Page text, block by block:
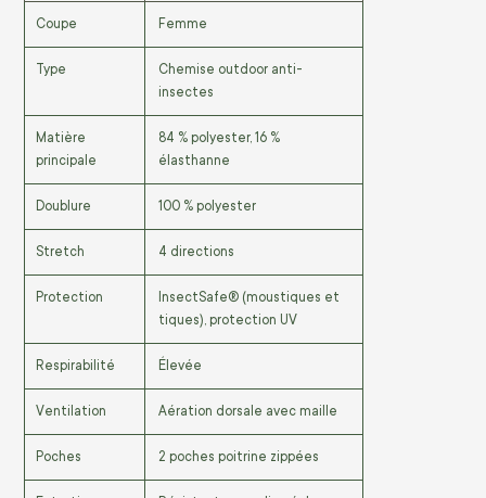
Coupe Femme
Type
Chemise outdoor anti-
insectes
Matière
principale
84 % polyester, 16 %
élasthanne
Doublure 100 % polyester
Stretch 4 directions
Protection
InsectSafe® (moustiques et
tiques), protection UV
Respirabilité Élevée
Ventilation Aération dorsale avec maille
Poches 2 poches poitrine zippées